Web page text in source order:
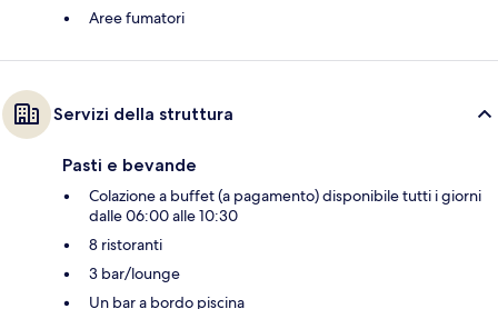
Aree fumatori
Servizi della struttura
Pasti e bevande
Colazione a buffet (a pagamento) disponibile tutti i giorni
dalle 06:00 alle 10:30
8 ristoranti
3 bar/lounge
Un bar a bordo piscina